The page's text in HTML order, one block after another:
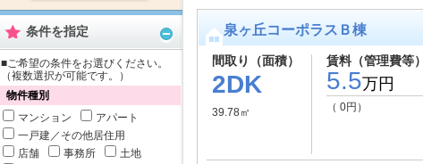
条件を指定
■ご希望の条件をお選びください。
（複数選択が可能です。）
物件種別
マンション
アパート
一戸建／その他居住用
店舗
事務所
土地
泉ヶ丘コーポラスＢ棟
間取り（面積）
2DK
39.78㎡
賃料（管理費等）
5.5万円
（ 0円）